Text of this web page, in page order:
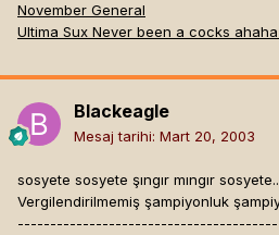
November General
Ultima Sux Never been a cocks
Blackeagle
Mesaj tarihi: Mart 20, 2003
sosyete sosyete şıngır mıngır
Vergilendirilmemiş şampiyonluk
----------------------------------------